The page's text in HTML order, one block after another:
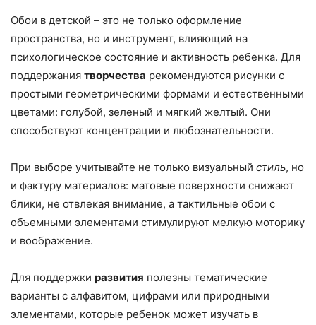
Обои в детской – это не только оформление
пространства, но и инструмент, влияющий на
психологическое состояние и активность ребенка. Для
поддержания творчества рекомендуются рисунки с
простыми геометрическими формами и естественными
цветами: голубой, зеленый и мягкий желтый. Они
способствуют концентрации и любознательности.
При выборе учитывайте не только визуальный стиль, но
и фактуру материалов: матовые поверхности снижают
блики, не отвлекая внимание, а тактильные обои с
объемными элементами стимулируют мелкую моторику
и воображение.
Для поддержки развития полезны тематические
варианты с алфавитом, цифрами или природными
элементами, которые ребенок может изучать в